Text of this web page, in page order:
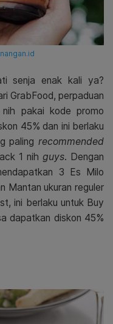
senja enak kali ya?
GrabFood, perpaduan
pakai kode promo
45% dan ini berlaku
paling recommended
1 nih guys. Dengan
3 Es Milo
Mantan ukuran reguler
ini berlaku untuk Buy
dapatkan diskon 45%